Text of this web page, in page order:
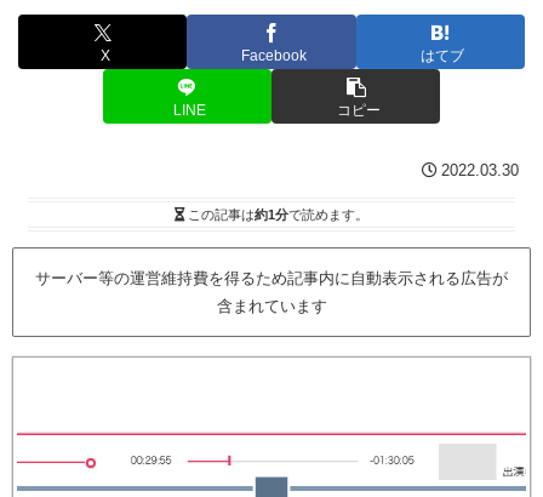
X Facebook はてブ
LINE コピー
2022.03.30
この記事は約1分で読めます。
サーバー等の運営維持費を得るため記事内に自動表示される広告が
含まれています